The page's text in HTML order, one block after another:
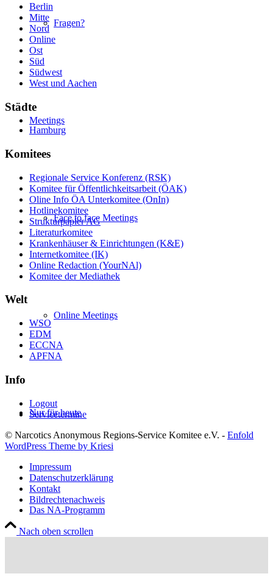
Fragen?
Meetings
Face to face Meetings
Online Meetings
Nur für heute
Das NA-Programm
Berlin
Mitte
Nord
Online
Ost
Süd
Südwest
West und Aachen
Städte
Hamburg
Komitees
Regionale Service Konferenz (RSK)
Komitee für Öffentlichkeitsarbeit (ÖAK)
Oline Info ÖA Unterkomitee (OnIn)
Hotlinekomitee
Strukturpapier AG
Literaturkomitee
Krankenhäuser & Einrichtungen (K&E)
Internetkomitee (IK)
Online Redaction (YourNAl)
Komitee der Mediathek
Welt
WSO
EDM
ECCNA
APFNA
Info
Logout
Servicetermine
© Narcotics Anonymous Regions-Service Komitee e.V. - Enfold
WordPress Theme by Kriesi
Impressum
Datenschutzerklärung
Kontakt
Bildrechtenachweis
Nach oben scrollen